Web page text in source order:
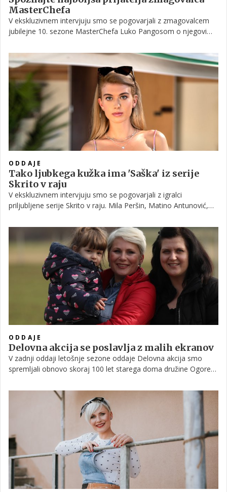
MasterChefa
V ekskluzivnem intervjuju smo se pogovarjali z zmagovalcem
jubilejne 10. sezone MasterChefa Luko Pangosom o njegovi
psa Rona in Bayouja.
ODDAJE
Tako ljubkega kužka ima 'Saška' iz serije
Skrito v raju
V ekskluzivnem intervjuju smo se pogovarjali z igralci
priljubljene serije Skrito v raju. Mila Peršin, Matino Antunović,
ljubitelji živali in nam predstavili svoje ljubljenčke.
ODDAJE
Delovna akcija se poslavlja z malih ekranov
V zadnji oddaji letošnje sezone oddaje Delovna akcija smo
spremljali obnovo skoraj 100 let starega doma družine Ogorevc
Irenco. Maja je v najstniških letih izgubila svojo mamo in
odraščala ob svoji babici ter starejšem bratu. Nato pa je
doživela tragedijo, ko sta zaradi bolezni istočasno umrla še
zadnja dva družinska člana.